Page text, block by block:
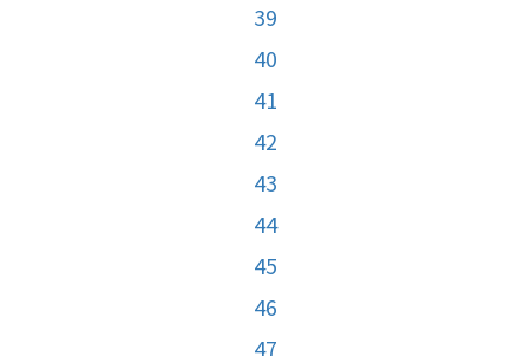
39
40
41
42
43
44
45
46
47